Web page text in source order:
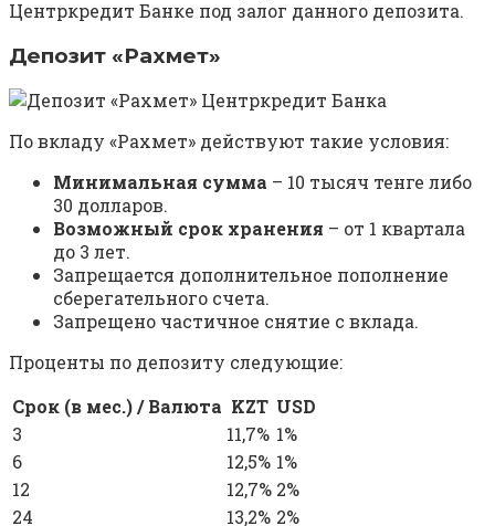
Центркредит Банке под залог данного депозита.
Депозит «Рахмет»
По вкладу «Рахмет» действуют такие условия:
Минимальная сумма – 10 тысяч тенге либо
30 долларов.
Возможный срок хранения – от 1 квартала
до 3 лет.
Запрещается дополнительное пополнение
сберегательного счета.
Запрещено частичное снятие с вклада.
Проценты по депозиту следующие:
Срок (в мес.) / Валюта KZT USD
3
11,7% 1%
6
12,5% 1%
12
12,7% 2%
24
13,2% 2%